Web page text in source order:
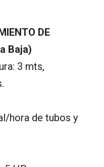
DE
Baja)
3 mts,
hora de tubos y